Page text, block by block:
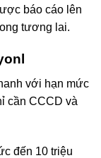
báo cáo lên
tương lai.
với hạn mức
cần CCCD và
đến 10 triệu